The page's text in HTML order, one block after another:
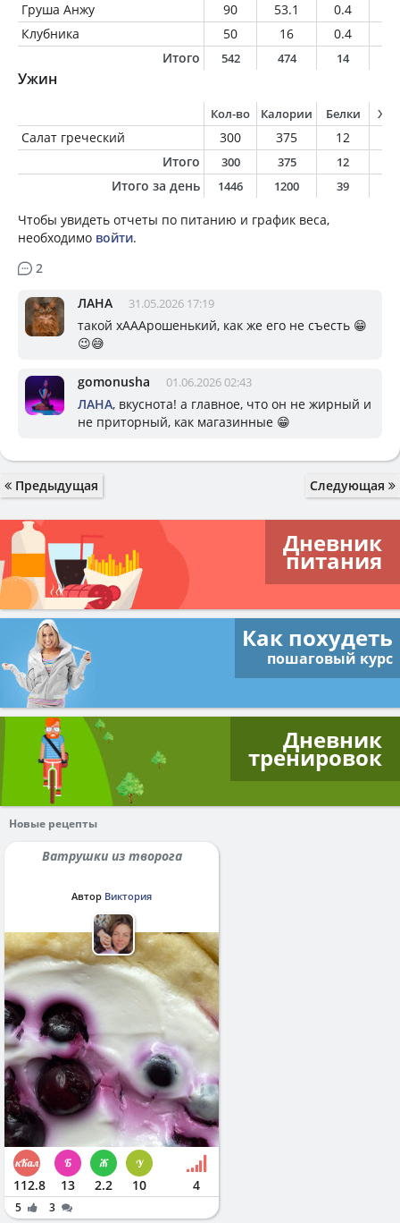
Груша Анжу
90 53.1 0.4
Клубника
50 16 0.4
Итого
542 474 14
Ужин
Кол-во Калории Белки
Салат греческий 300 375 12
Итого
300 375 12
Итого за день 1446 1200 39
Чтобы увидеть отчеты по питанию и график веса,
необходимо войти.
2
ЛАНА 31.05.2026 17:19
такой хАААрошенький, как же его не съесть 😁
😉😅
gomonusha 01.06.2026 02:43
ЛАНА, вкуснота! а главное, что он не жирный и
не приторный, как магазинные 😁
Предыдущая Следующая
Дневник
питания
Как похудеть
пошаговый курс
Дневник
тренировок
Новые рецепты
Ватрушки из творога
Автор Виктория
112.8 13 2.2 10 4
5 3